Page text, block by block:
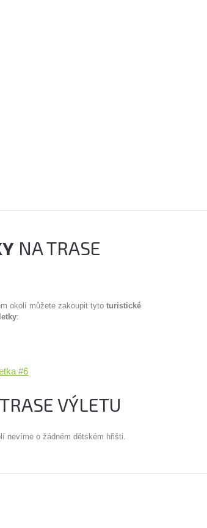
NA TRASE
okolí můžete zakoupit tytoturistické
:
#6
VÝLETU
nevíme o žádném dětském hřišti.